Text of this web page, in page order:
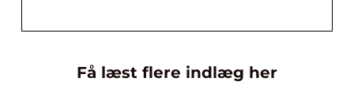
Få læst flere indlæg her